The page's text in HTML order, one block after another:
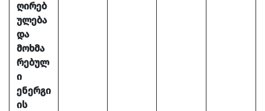
ღირებ
ულება
და
მოხმა
რებულ
ი
ენერგი
ის